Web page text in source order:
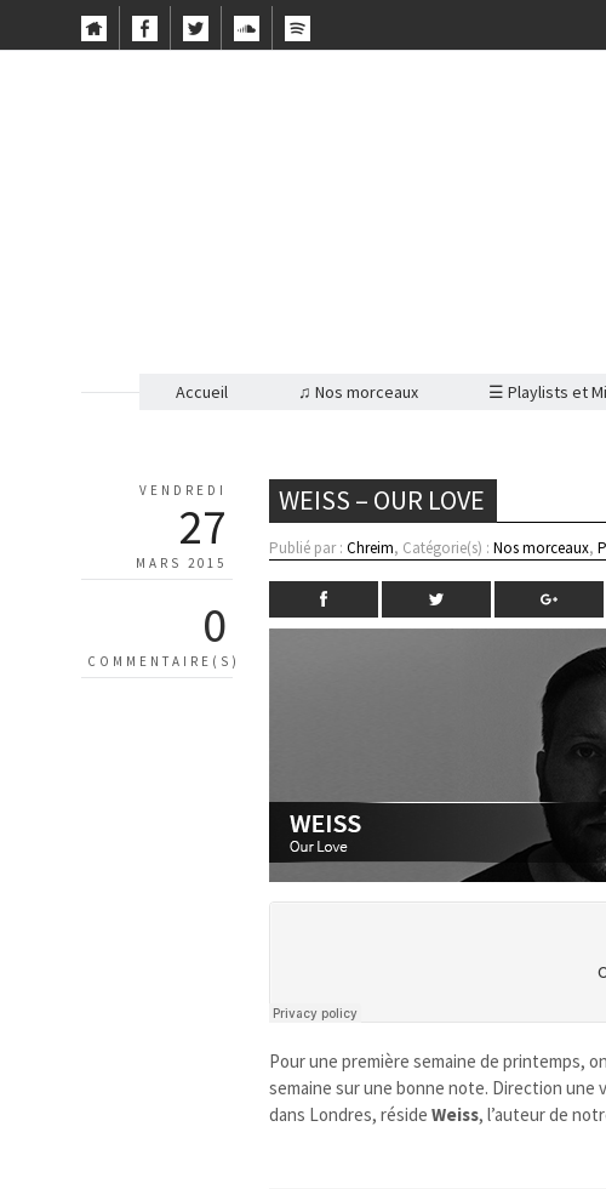
Accueil ♫ Nos morceaux ☰ Playlists et
VENDREDI
27
MARS 2015
0
COMMENTAIRE(S)
WEISS – OUR LOVE
Publié par :Chreim, Catégorie(s) :Nos morceaux,
Pour une première semaine de printemps,
semaine sur une bonne note. Direction une
dans Londres, résideWeiss, l’auteur de